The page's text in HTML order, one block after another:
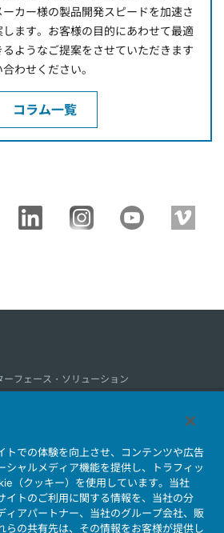
カー様の製品開発スピードを加速さ
ます。お客様の目的にあわせて最適
ようなご提案をさせていただきます
わせください。
コラム一覧
ーフェース・ソリューション
IR情報 採用情報
会社情報新着一覧
ップ お問い合わせ
トでの体験を向上させ、コンテンツや広告
シャルメディア機能を提供し、トラフィッ
（クッキー）を使用しています。当社
イトのご利用に関する情報を、当社の分
ィアパートナー、当社のグループ会社、販
らの共有先は、その情報をお客様が提供し